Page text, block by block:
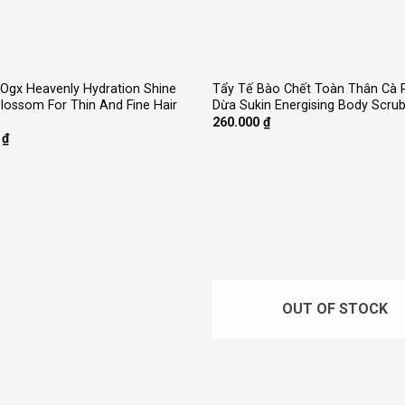
Heavenly Hydration Shine
For Thin And Fine Hair
₫
Tẩy Tế Bào Chết Toàn Thân Cà
Dừa Sukin Energising Body
260.000₫
OUT OF STOCK